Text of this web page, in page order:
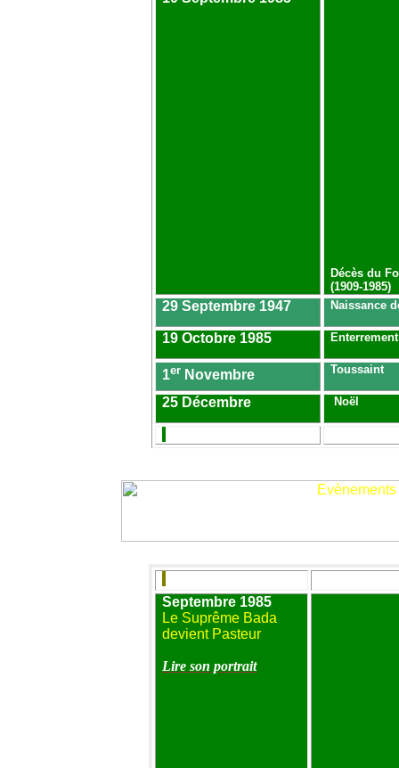
Décès du
(1909-1985)
29 Septembre 1947 Naissance
19 Octobre 1985
1er Novembre Toussaint
25 Décembre Noël
Septembre 1985
Le Suprême Bada
devient Pasteur
Lire son portrait